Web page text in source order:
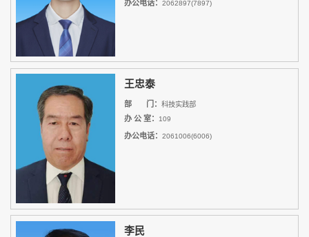
办公电话：2062897(7897)
王忠泰
部 门：科技实践部
办 公 室： 109
办公电话：2061006(6006)
李民